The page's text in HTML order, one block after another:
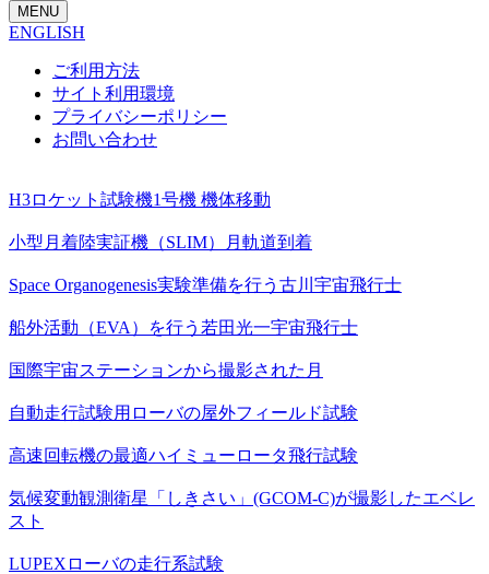
MENU
ENGLISH
ご利用方法
サイト利用環境
プライバシーポリシー
お問い合わせ
H3ロケット試験機1号機 機体移動
小型月着陸実証機（SLIM）月軌道到着
Space Organogenesis実験準備を行う古川宇宙飛行士
船外活動（EVA）を行う若田光一宇宙飛行士
国際宇宙ステーションから撮影された月
自動走行試験用ローバの屋外フィールド試験
高速回転機の最適ハイミューロータ飛行試験
気候変動観測衛星「しきさい」(GCOM-C)が撮影したエベレ
スト
LUPEXローバの走行系試験